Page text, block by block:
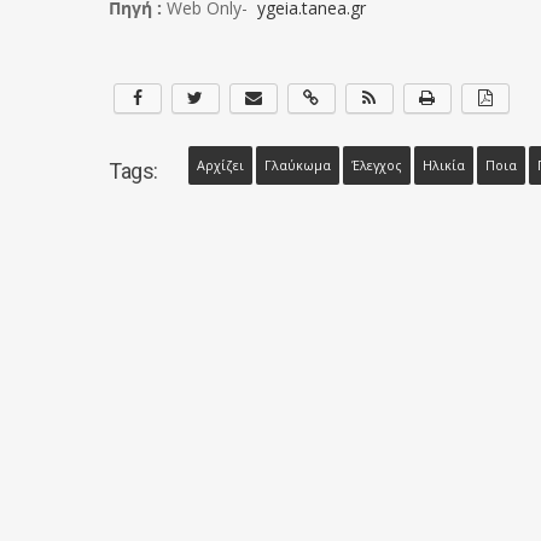
Πηγή : Web Only- ygeia.tanea.gr
Tags: Αρχίζει Γλαύκωμα Έλεγχος Ηλικία Ποια